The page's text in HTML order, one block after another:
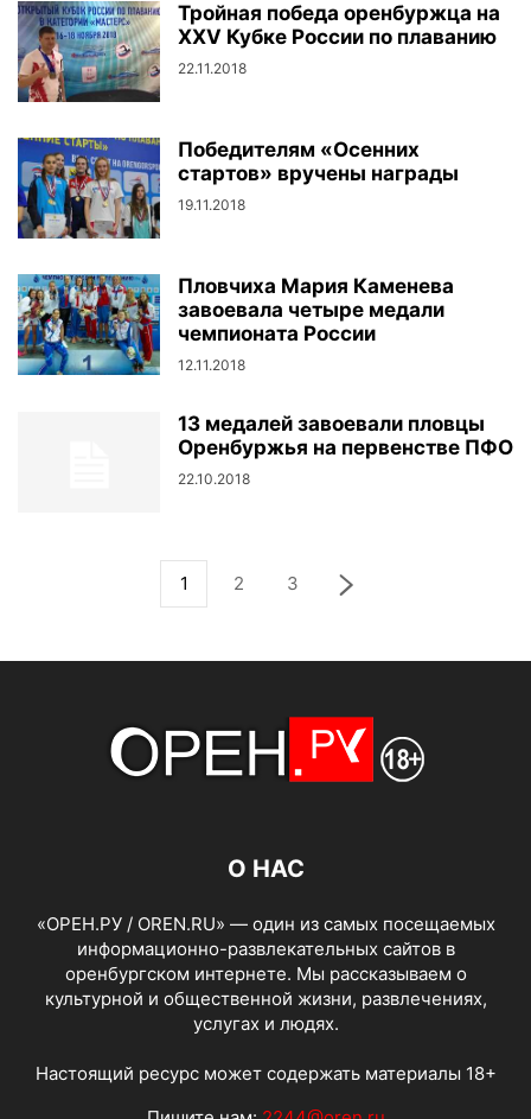
Тройная победа оренбуржца на
XXV Кубке России по плаванию
22.11.2018
Победителям «Осенних
стартов» вручены награды
19.11.2018
Пловчиха Мария Каменева
завоевала четыре медали
чемпионата России
12.11.2018
13 медалей завоевали пловцы
Оренбуржья на первенстве ПФО
22.10.2018
1 2 3
О НАС
«ОРЕН.РУ / OREN.RU» — один из самых посещаемых
информационно-развлекательных сайтов в
оренбургском интернете. Мы рассказываем о
культурной и общественной жизни, развлечениях,
услугах и людях.
Настоящий ресурс может содержать материалы 18+